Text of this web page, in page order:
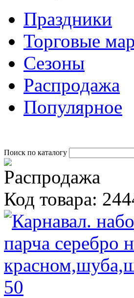
Праздники
Торговые
Сезоны
Распродажа
Популярное
Поиск по каталогу
Код товара: